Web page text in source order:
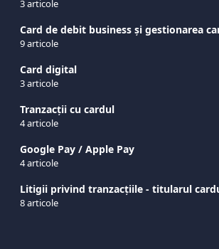
3 articole
Card de debit business și gestionarea
9 articole
Card digital
3 articole
Tranzacții cu cardul
4 articole
Google Pay / Apple Pay
4 articole
8 articole